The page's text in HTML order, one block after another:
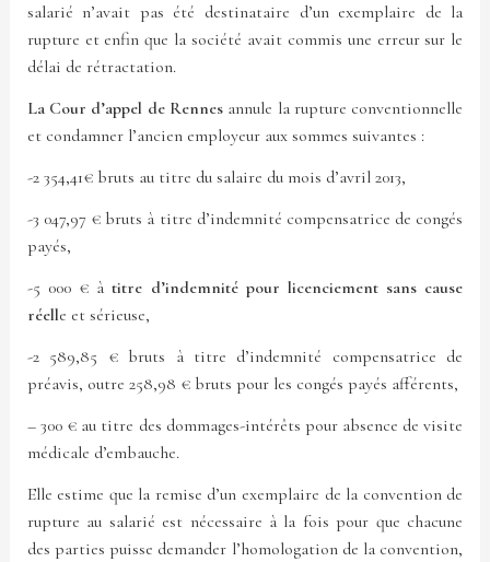
salarié n’avait pas été destinataire d’un exemplaire de la
rupture et enfin que la société avait commis une erreur sur le
délai de rétractation.
La Cour d’appel de Rennes annule la rupture conventionnelle
et condamner l’ancien employeur aux sommes suivantes :
-2 354,41€ bruts au titre du salaire du mois d’avril 2013,
-3 047,97 € bruts à titre d’indemnité compensatrice de congés
payés,
-5 000 € àtitre d’indemnité pour licenciement sans cause
réelle et sérieuse,
-2 589,85 € bruts à titre d’indemnité compensatrice de
préavis, outre 258,98 € bruts pour les congés payés afférents,
– 300 € au titre des dommages-intérêts pour absence de visite
médicale d’embauche.
Elle estime que la remise d’un exemplaire de la convention de
rupture au salarié est nécessaire à la fois pour que chacune
des parties puisse demander l’homologation de la convention,